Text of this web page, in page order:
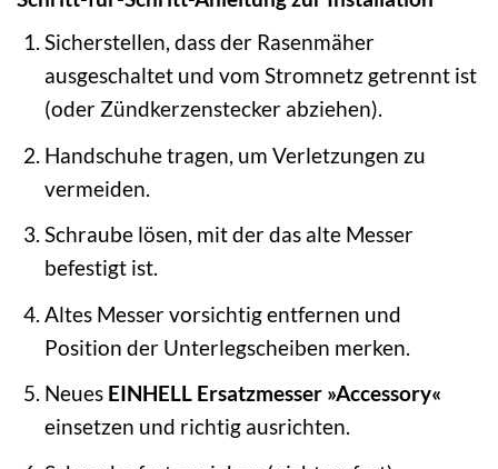
Sicherstellen, dass der Rasenmäher
ausgeschaltet und vom Stromnetz getrennt ist
(oder Zündkerzenstecker abziehen).
Handschuhe tragen, um Verletzungen zu
vermeiden.
Schraube lösen, mit der das alte Messer
befestigt ist.
Altes Messer vorsichtig entfernen und
Position der Unterlegscheiben merken.
Neues EINHELL Ersatzmesser »Accessory«
einsetzen und richtig ausrichten.